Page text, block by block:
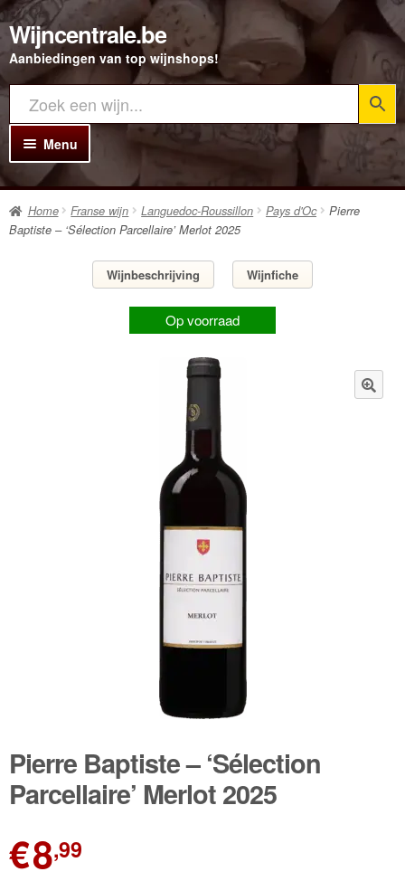
Ga
door
naar
navigatie
Ga
direct
naar
inhoud
Wijncentrale.be
Aanbiedingen van top wijnshops!
Menu
Home
Alle Wijnen
Rode wijn
Witte wijn
Rosé wijn
Bubbels
Porto
Wijnpakketten
Kleine flesjes
Cadeaubonnen
Home Franse wijn Languedoc-Roussillon Pays d'Oc
Pierre
Baptiste – ‘Sélection Parcellaire’ Merlot 2025
Wijnbeschrijving Wijnfiche
Op voorraad
Pierre Baptiste – ‘Sélection
Parcellaire’ Merlot 2025
€8,99